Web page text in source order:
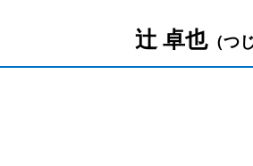
辻󠄀 卓也（つ